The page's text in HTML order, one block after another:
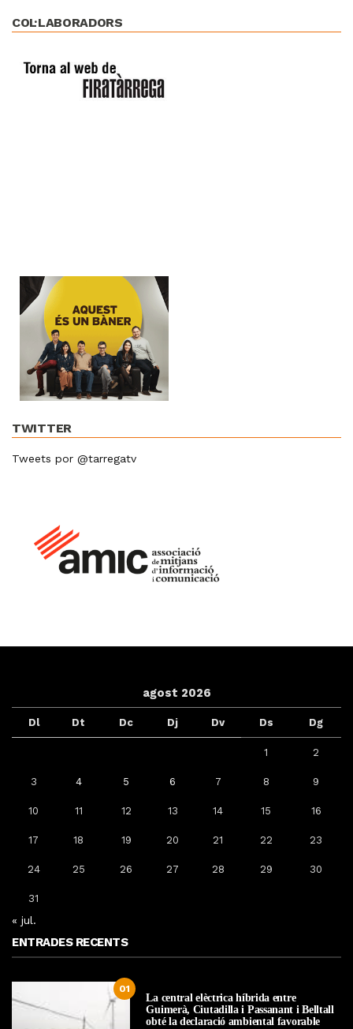
COL·LABORADORS
TWITTER
Tweets por @tarregatv
agost 2026
Dl Dt Dc Dj Dv Ds Dg
1 2
3 4 5 6 7 8 9
10 11 12 13 14 15 16
17 18 19 20 21 22 23
24 25 26 27 28 29 30
31
« jul.
ENTRADES RECENTS
01
La central elèctrica híbrida entre
Guimerà, Ciutadilla i Passanant i Belltall
obté la declaració ambiental favorable